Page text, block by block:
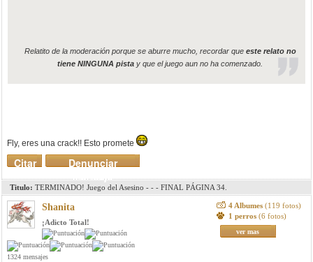
Relatito de la moderación porque se aburre mucho, recordar que este relato no
tiene NINGUNA pista y que el juego aun no ha comenzado.
Fly, eres una crack!! Esto promete
Denunciar
mensaje
Citar
Titulo: TERMINADO! Juego del Asesino - - - FINAL PÁGINA 34.
Shanita
¡Adicto Total!
1324 mensajes
4 Albumes (119 fotos)
1 perros (6 fotos)
ver mas